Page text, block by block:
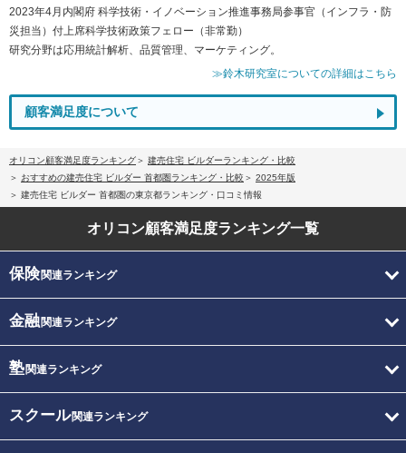
2023年4月内閣府 科学技術・イノベーション推進事務局参事官（インフラ・防
災担当）付上席科学技術政策フェロー（非常勤）
研究分野は応用統計解析、品質管理、マーケティング。
≫鈴木研究室についての詳細はこちら
顧客満足度について
オリコン顧客満足度ランキング
建売住宅 ビルダーランキング・比較
おすすめの建売住宅 ビルダー 首都圏ランキング・比較
2025年版
建売住宅 ビルダー 首都圏の東京都ランキング・口コミ情報
オリコン顧客満足度ランキング一覧
保険関連ランキング
金融関連ランキング
塾関連ランキング
スクール関連ランキング